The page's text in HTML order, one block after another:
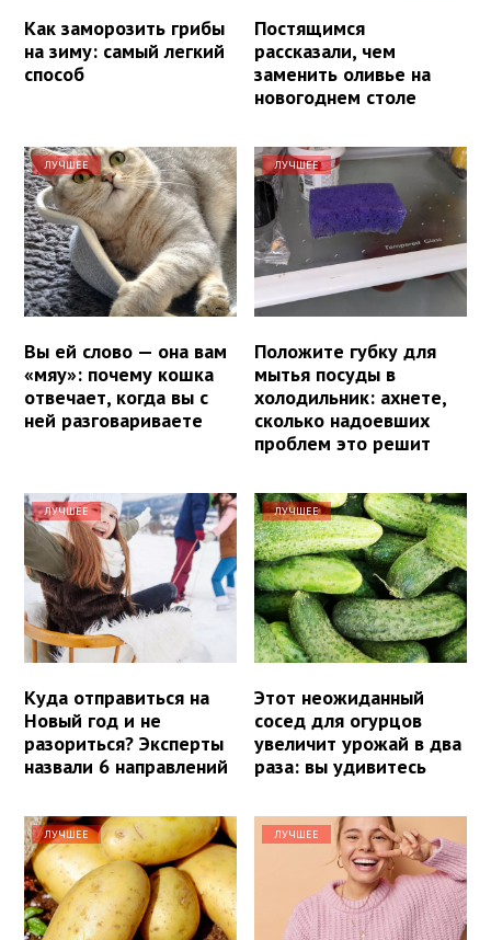
Как заморозить грибы
на зиму: самый легкий
способ
Постящимся
рассказали, чем
заменить оливье на
новогоднем столе
ЛУЧШЕЕ
Вы ей слово — она вам
«мяу»: почему кошка
отвечает, когда вы с
ней разговариваете
ЛУЧШЕЕ
Положите губку для
мытья посуды в
холодильник: ахнете,
сколько надоевших
проблем это решит
ЛУЧШЕЕ
Куда отправиться на
Новый год и не
разориться? Эксперты
назвали 6 направлений
ЛУЧШЕЕ
Этот неожиданный
сосед для огурцов
увеличит урожай в два
раза: вы удивитесь
ЛУЧШЕЕ ЛУЧШЕЕ